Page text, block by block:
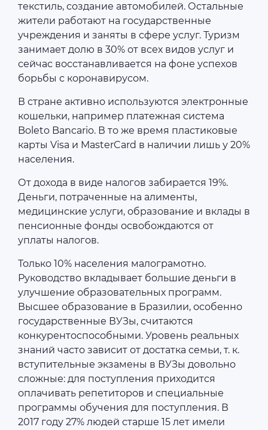
текстиль, создание автомобилей. Остальные
жители работают на государственные
учреждения и заняты в сфере услуг. Туризм
занимает долю в 30% от всех видов услуг и
сейчас восстанавливается на фоне успехов
борьбы с коронавирусом.
В стране активно используются электронные
кошельки, например платежная система
Boleto Bancario. В то же время пластиковые
карты Visa и MasterCard в наличии лишь у 20%
населения.
От дохода в виде налогов забирается 19%.
Деньги, потраченные на алименты,
медицинские услуги, образование и вклады в
пенсионные фонды освобождаются от
уплаты налогов.
Только 10% населения малограмотно.
Руководство вкладывает большие деньги в
улучшение образовательных программ.
Высшее образование в Бразилии, особенно
государственные ВУЗы, считаются
конкурентоспособными. Уровень реальных
знаний часто зависит от достатка семьи, т. к.
вступительные экзамены в ВУЗы довольно
сложные: для поступления приходится
оплачивать репетиторов и специальные
программы обучения для поступления. В
2017 году 27% людей старше 15 лет имели